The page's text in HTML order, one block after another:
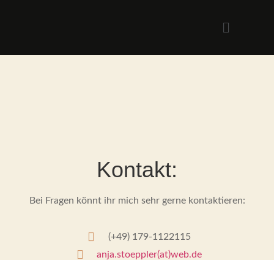
Kontakt:
Bei Fragen könnt ihr mich sehr gerne kontaktieren:
(+49) 179-1122115
anja.stoeppler(at)web.de